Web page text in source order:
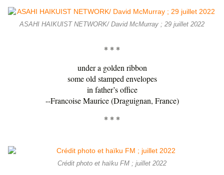
ASAHI HAIKUIST NETWORK/ David McMurray ; 29 juillet 2022
* * *
under a golden ribbon
some old stamped envelopes
in father’s office
--Francoise Maurice (Draguignan, France)
* * *
Crédit photo et haïku FM ; juillet 2022